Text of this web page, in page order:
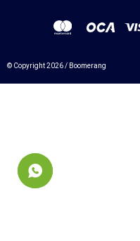
© Copyright 2026 / Boomerang